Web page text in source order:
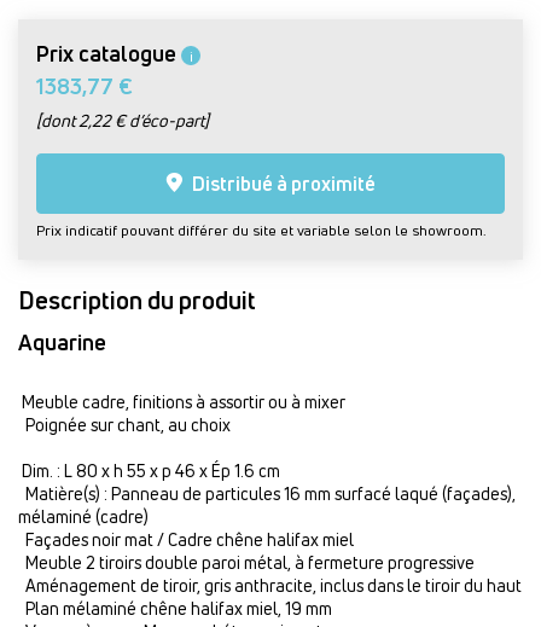
Prix catalogue i
1383,77 €
[dont 2,22 € d’éco-part]
Distribué à proximité
Prix indicatif pouvant différer du site et variable selon le showroom.
Description du produit
Aquarine
Meuble cadre, finitions à assortir ou à mixer
Poignée sur chant, au choix
Dim. : L 80 x h 55 x p 46 x Ép 1.6 cm
Matière(s) : Panneau de particules 16 mm surfacé laqué (façades),
mélaminé (cadre)
Façades noir mat / Cadre chêne halifax miel
Meuble 2 tiroirs double paroi métal, à fermeture progressive
Aménagement de tiroir, gris anthracite, inclus dans le tiroir du haut
Plan mélaminé chêne halifax miel, 19 mm